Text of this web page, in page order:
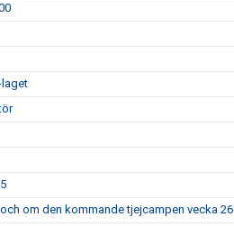
laget
om den kommande tjejcampen vecka 26